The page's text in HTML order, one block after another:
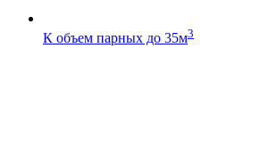
К объем парных до 35м3